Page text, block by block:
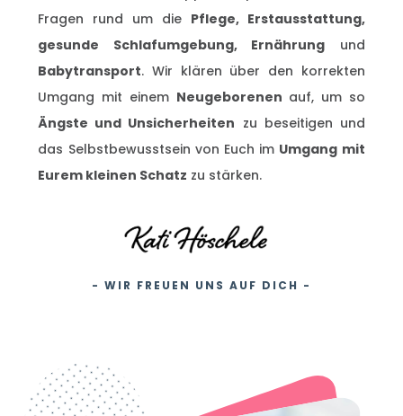
Fragen rund um die Pflege, Erstausstattung,
gesunde Schlafumgebung, Ernährung und
Babytransport. Wir klären über den korrekten
Umgang mit einem Neugeborenen auf, um so
Ängste und Unsicherheiten zu beseitigen und
das Selbstbewusstsein von Euch im Umgang mit
Eurem kleinen Schatz zu stärken.
- WIR FREUEN UNS AUF DICH -